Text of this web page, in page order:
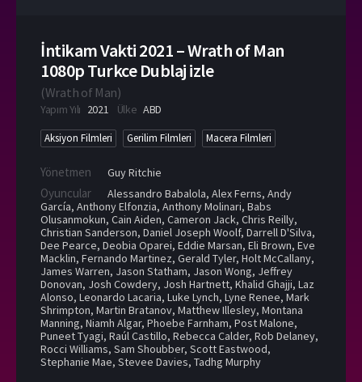
İntikam Vakti 2021 – Wrath of Man
1080p Turkce Dublaj izle
(Wrath of Man)
Yapım Yılı 2021 Ülke ABD
Aksiyon Filmleri Gerilim Filmleri Macera Filmleri
Yönetmen Guy Ritchie
Oyuncular Alessandro Babalola, Alex Ferns, Andy
García, Anthony Elfonzia, Anthony Molinari, Babs
Olusanmokun, Cain Aiden, Cameron Jack, Chris Reilly,
Christian Sanderson, Daniel Joseph Woolf, Darrell D'Silva,
Dee Pearce, Deobia Oparei, Eddie Marsan, Eli Brown, Eve
Macklin, Fernando Martinez, Gerald Tyler, Holt McCallany,
James Warren, Jason Statham, Jason Wong, Jeffrey
Donovan, Josh Cowdery, Josh Hartnett, Khalid Ghajji, Laz
Alonso, Leonardo Lacaria, Luke Lynch, Lyne Renee, Mark
Shrimpton, Martin Bratanov, Matthew Illesley, Montana
Manning, Niamh Algar, Phoebe Farnham, Post Malone,
Puneet Tyagi, Raúl Castillo, Rebecca Calder, Rob Delaney,
Rocci Williams, Sam Shoubber, Scott Eastwood,
Stephanie Mae, Stevee Davies, Tadhg Murphy